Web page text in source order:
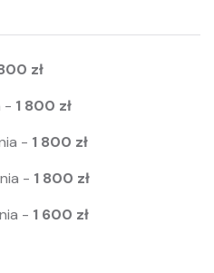
zł
- 1 800 zł
- 1 800 zł
- 1 800 zł
- 1 600 zł